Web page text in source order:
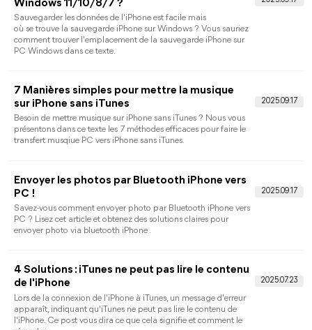
pour la sauvegarde iPhone musique sur iTunes/iCloud/PC.
[Guide] Comment lire des fichiers FLAC sur
Pour profiter des fichiers FLAC sur iPhone, vous devrez peut-
être d'abord transférer les fichiers FLAC sur iPhone. Essayez la
méthode mentionnée dans ce guide. Si nécessaire, vous pouvez
également apprendre comment lire les fichiers FLAC sur
iPhone.
Comment retrouver et transférer les photos
masquées iPhone vers PC [3 méthodes]
Voulez-vous retrouver les photos masquées sur iPhone pour
cachées de l'iPhone vers le PC.
4 Meilleurs logiciels de sauvegarde iPhone